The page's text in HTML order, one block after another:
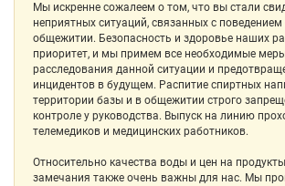
Мы искренне сожалеем о том, что вы стали
неприятных ситуаций, связанных с поведением
общежитии. Безопасность и здоровье наших
приоритет, и мы примем все необходимые
расследования данной ситуации и
инцидентов в будущем. Распитие спиртных
территории базы и в общежитии строго
контроле у руководства. Выпуск на линию
телемедиков и медицинских работников.
Относительно качества воды и цен на
замечания также очень важны для нас. Мы